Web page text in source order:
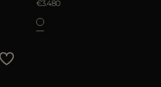
APPLIQUER
€3.480